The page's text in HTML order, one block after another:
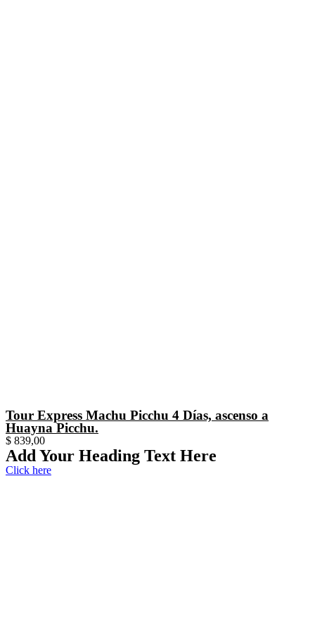
Tour Express Machu Picchu 4 Días, ascenso a
Huayna Picchu.
$ 839,00
Add Your Heading Text Here
Click here